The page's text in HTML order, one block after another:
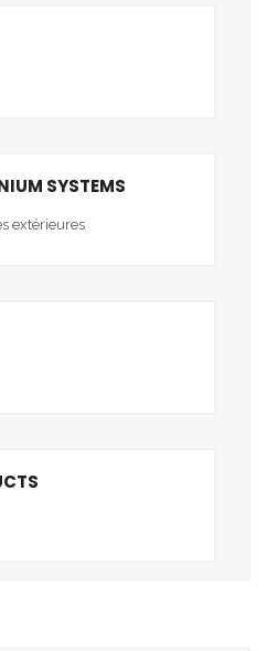
SYSTEMS
extérieures